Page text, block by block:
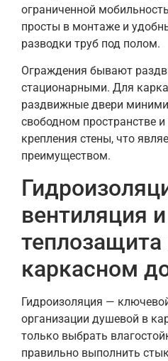
ограниченной
просты в монтаже и
разводки труб под полом.
Ограждения бывают
стационарными. Для
раздвижные двери
свободном пространстве
крепления стены, что
преимуществом.
вентиляция и
теплозащита
каркасном
Гидроизоляция —
организации душевой в
только выбрать
правильно выполнить